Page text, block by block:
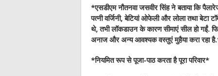
*एसडीएम नौतनवा जसवीर सिंह ने बताया कि
पत्नी वर्जिनी, बेटियां ओफेली और लोला तथा बेटा
थे, तभी लॉकडाउन के कारण सीमाएं सील हो गईं.
अनाज और अन्य आवश्यक वस्तुएं मुहैया करा रहा
*नियमित रूप से पूजा-पाठ करता है पूरा परिवार*